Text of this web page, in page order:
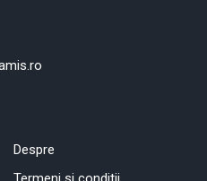
Despre